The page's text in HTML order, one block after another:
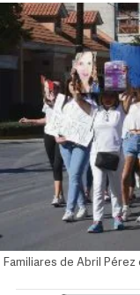
Familiares de Abril Pérez